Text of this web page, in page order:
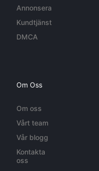
Annonsera
Kundtjänst
DMCA
Om Oss
Om oss
Vårt team
Vår blogg
Kontakta
oss